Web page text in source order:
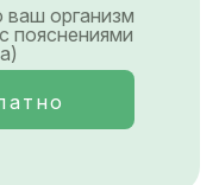
ваш организм
пояснениями